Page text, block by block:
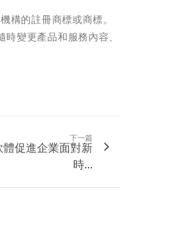
構的註冊商標或商標。
變更產品和服務內容、
下一篇
促進企業面對新
時...